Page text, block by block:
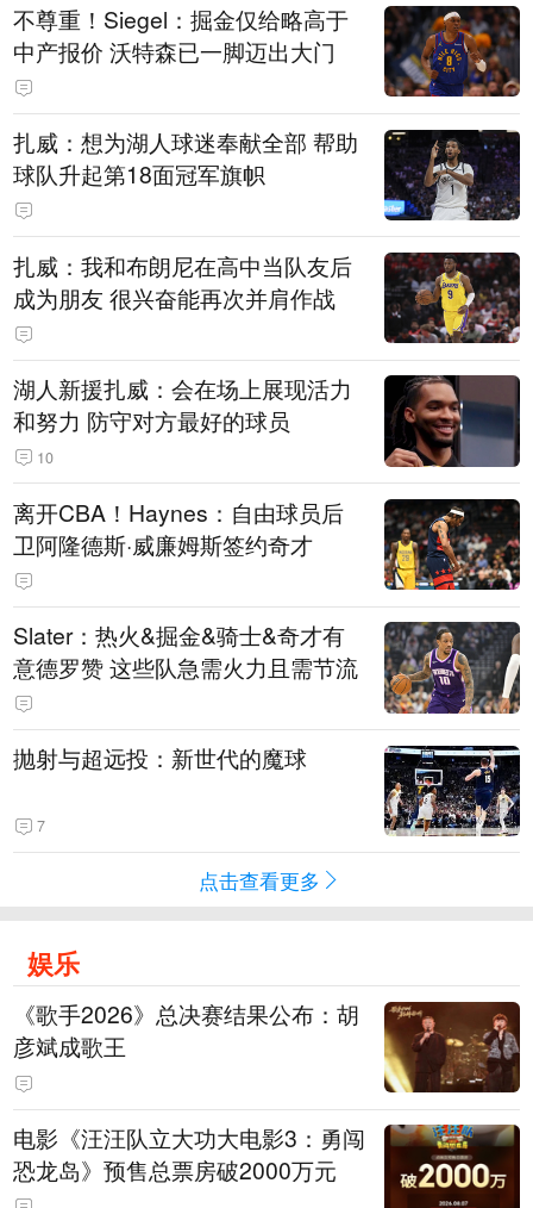
不尊重！Siegel：掘金仅给略高于
中产报价 沃特森已一脚迈出大门
扎威：想为湖人球迷奉献全部 帮助
球队升起第18面冠军旗帜
扎威：我和布朗尼在高中当队友后
成为朋友 很兴奋能再次并肩作战
湖人新援扎威：会在场上展现活力
和努力 防守对方最好的球员
10
离开CBA！Haynes：自由球员后
卫阿隆德斯·威廉姆斯签约奇才
Slater：热火&掘金&骑士&奇才有
意德罗赞 这些队急需火力且需节流
抛射与超远投：新世代的魔球
7
点击查看更多
娱乐
《歌手2026》总决赛结果公布：胡
彦斌成歌王
电影《汪汪队立大功大电影3：勇闯
恐龙岛》预售总票房破2000万元